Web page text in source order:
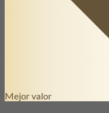
Mejor valor